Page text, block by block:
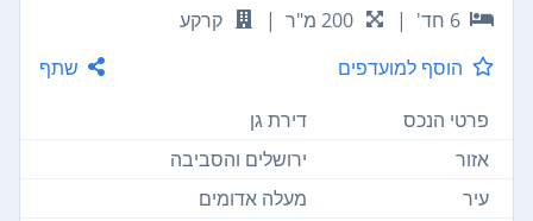
6 חד'
| 200 מ"ר |
קרקע
הוסף למועדפים
שתף
פרטי הנכס
דירת גן
אזור
ירושלים והסביבה
עיר
מעלה אדומים